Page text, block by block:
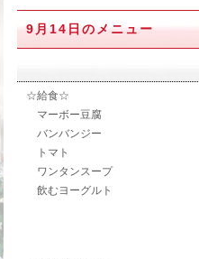
9月14日のメニュー
☆給食☆
マーボー豆腐
バンバンジー
トマト
ワンタンスープ
飲むヨーグルト